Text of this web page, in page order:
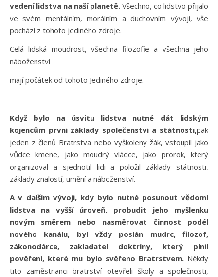
vedení lidstva na naší planetě. Všechno, co lidstvo přijalo
ve svém mentálním, morálním a duchovním vývoji, vše
pochází z tohoto jediného zdroje.
Celá lidská moudrost, všechna filozofie a všechna jeho
náboženství
mají počátek od tohoto Jediného zdroje.
Když bylo na úsvitu lidstva nutné dát lidským
kojencům první základy společenství a státnosti,pak
jeden z členů Bratrstva nebo vyškolený žák, vstoupil jako
vůdce kmene, jako moudrý vládce, jako prorok, který
organizoval a sjednotil lidi a položil základy státnosti,
základy znalostí, umění a náboženství.
A v dalším vývoji, kdy bylo nutné posunout vědomí
lidstva na vyšší úroveň, probudit jeho myšlenku
novým směrem nebo nasměrovat činnost podél
nového kanálu, byl vždy poslán mudrc, filozof,
zákonodárce, zakladatel doktríny, který plnil
pověření, které mu bylo svěřeno Bratrstvem. Někdy
tito zaměstnanci bratrství otevřeli školy a společnosti,